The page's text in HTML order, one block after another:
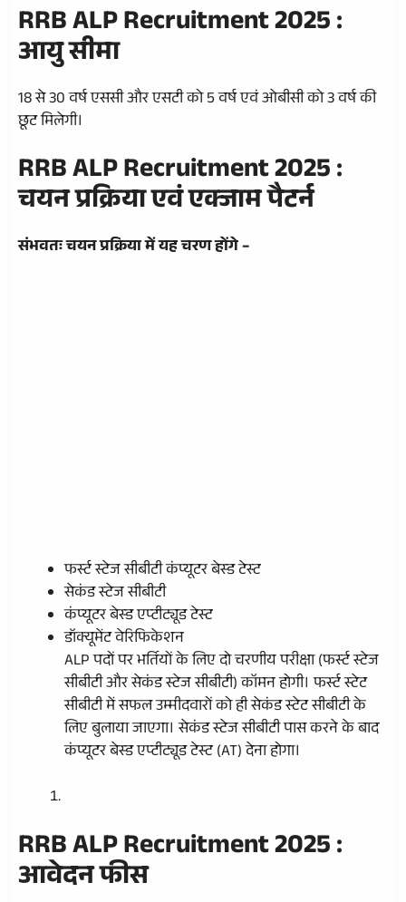
RRB ALP Recruitment 2025 :
आयु सीमा
18 से 30 वर्ष एससी और एसटी को 5 वर्ष एवं ओबीसी को 3 वर्ष की
छूट मिलेगी।
RRB ALP Recruitment 2025 :
चयन प्रक्रिया एवं एक्जाम पैटर्न
संभवतः चयन प्रक्रिया में यह चरण होंगे –
फर्स्ट स्टेज सीबीटी कंप्यूटर बेस्ड टेस्ट
सेकंड स्टेज सीबीटी
कंप्यूटर बेस्ड एप्टीट्यूड टेस्ट
डॉक्यूमेंट वेरिफिकेशन
ALP पदों पर भर्तियों के लिए दो चरणीय परीक्षा (फर्स्ट स्टेज
सीबीटी और सेकंड स्टेज सीबीटी) कॉमन होगी। फर्स्ट स्टेट
सीबीटी में सफल उम्मीदवारों को ही सेकंड स्टेट सीबीटी के
लिए बुलाया जाएगा। सेकंड स्टेज सीबीटी पास करने के बाद
कंप्यूटर बेस्ड एप्टीट्यूड टेस्ट (AT) देना होगा।
RRB ALP Recruitment 2025 :
आवेदन फीस